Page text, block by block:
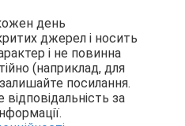
день
джерел і носить
і не повинна
(наприклад, для
посилання.
відповідальність за